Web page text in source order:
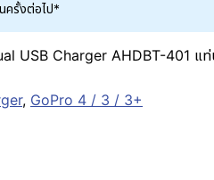
ครั้งต่อไป*
USB Charger AHDBT-401 แ
, GoPro 4 / 3 / 3+